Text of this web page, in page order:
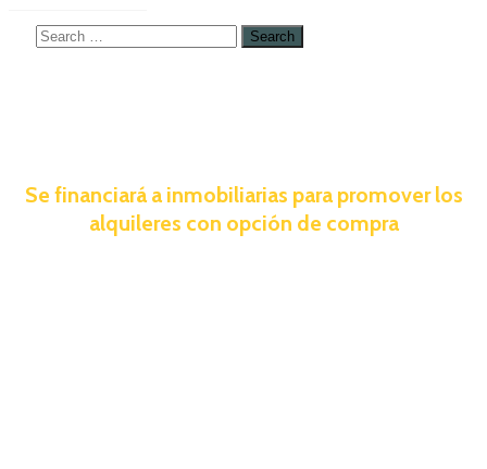
Se financiará a inmobiliarias para promover los
alquileres con opción de compra